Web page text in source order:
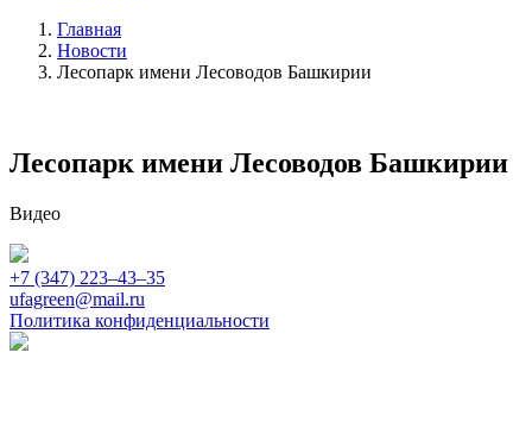
Главная
Новости
Лесопарк имени Лесоводов Башкирии
Лесопарк имени Лесоводов Башкирии
Видео
+7 (347) 223‒43‒35
ufagreen@mail.ru
Политика конфиденциальности